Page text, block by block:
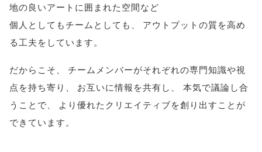
地の良いアートに囲まれた空間など
個人としてもチームとしても
アウトプットの質を高め
る工夫をしています。
だからこそ
チームメンバーがそれぞれの専門知識や視
点を持ち寄り
お互いに情報を共有し
本気で議論し合
うことで
より優れたクリエイティブを創り出すことが
できています。